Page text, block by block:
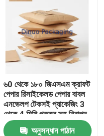
৬0 থেকে ১৮০ জিএসএম ক্রাফট
পেপার রিসাইকেলড পেপার বাবল
এনভেলপ টেকসই প্যাকেজিং 3
থেকে 4 মিমি পুরুত্ব সহ নিরাপদ
শিপিংয়ের জন্য উপযুক্ত
অনুসন্ধান পাঠান